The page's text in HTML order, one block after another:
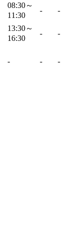
08:30～
11:30
- -
13:30～
16:30
- -
- - -